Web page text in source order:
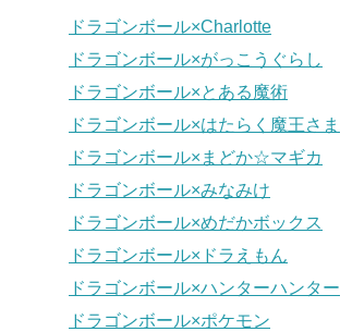
ドラゴンボール×Charlotte
ドラゴンボール×がっこうぐらし
ドラゴンボール×とある魔術
ドラゴンボール×はたらく魔王さま
ドラゴンボール×まどか☆マギカ
ドラゴンボール×みなみけ
ドラゴンボール×めだかボックス
ドラゴンボール×ドラえもん
ドラゴンボール×ハンターハンター
ドラゴンボール×ポケモン